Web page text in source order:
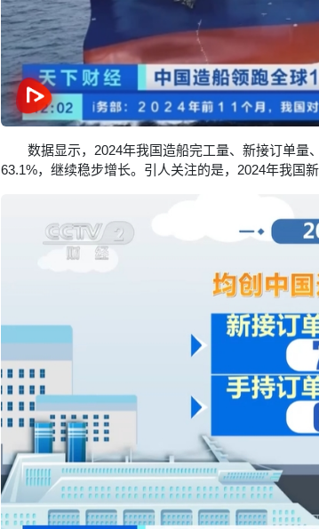
数据显示，2024年我国造船完工量、新接订单量
63.1%，继续稳步增长。引人关注的是，2024年我国